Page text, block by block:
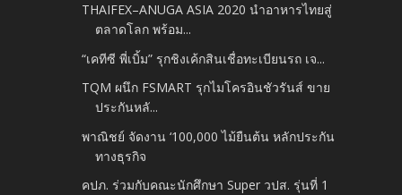
THAIFEX–ANUGA ASIA 2020 นำอาหารไทยสู่
ตลาดโลก พร้อม...
“เคทีซี พี่เบิ้ม” รุกชิงเค้กสินเชื่อทะเบียนรถ เจ...
TQM ผนึก FSMART รุกไมโครอินชัวรันส์ ขาย
ประกันหลั...
พาณิชย์ จัดงาน ‘100,000 ไม้ยืนต้น หลักประกัน
ทางธุรกิจ
คปภ. ร่วมกับคณะนักศึกษา Super วปส. รุ่นที่ 1